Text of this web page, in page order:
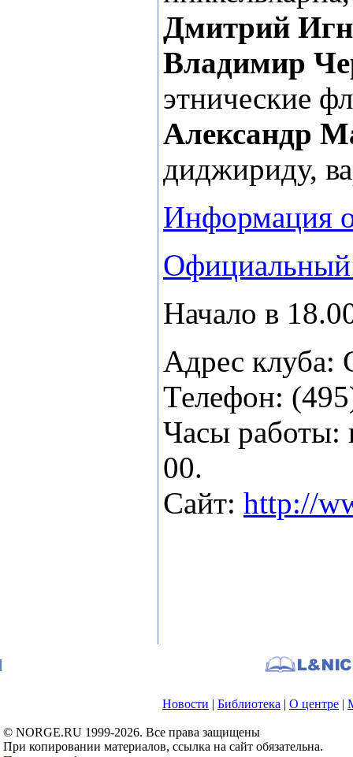
Дмитрий
Владимир
этнические
Александр
диджириду,
Информация
Официальный
Начало в
Адрес клуба:
Телефон:
Часы работы:
00.
Сайт: http://
Новости | Библиотека | О центре |
© NORGE.RU 1999-2026. Все права защищены
При копировании материалов, ссылка на сайт обязательна.